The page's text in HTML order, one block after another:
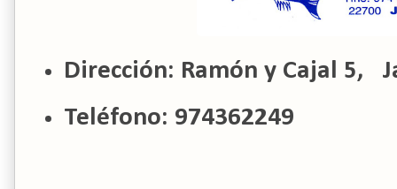
Dirección: Ramón y Cajal 5,
Teléfono: 974362249